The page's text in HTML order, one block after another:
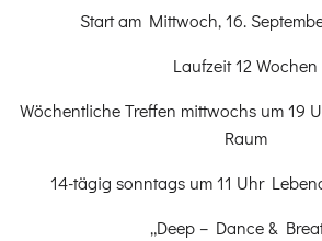
Start am Mittwoch, 16.
Laufzeit 12 Wochen
Wöchentliche Treffen mittwochs um 19
Raum
14-tägig sonntags um 11 Uhr
„Deep – Dance &